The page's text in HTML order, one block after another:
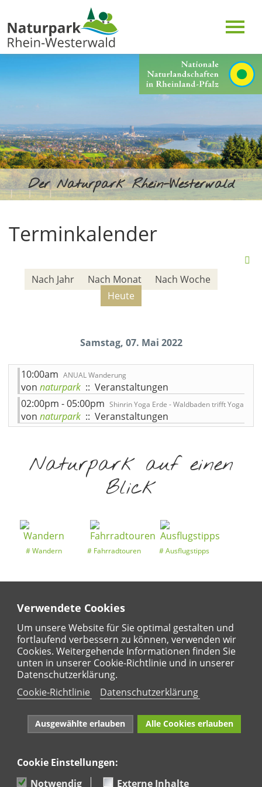
Verwendete Cookies
Um unsere Website für Sie optimal gestalten und
fortlaufend verbessern zu können, verwenden wir
Cookies. Weitergehende Informationen finden Sie
unten in unserer Cookie-Richtlinie und in unserer
Datenschutzerklärung.
Cookie-Richtlinie
Datenschutzerklärung
Ausgewählte erlauben Alle Cookies erlauben
Cookie Einstellungen:
Notwendig
Externe Inhalte
Der Naturpark Rhein-Westerwald
Terminkalender
Nach Jahr Nach Monat
Nach Woche
Heute
Samstag, 07. Mai 2022
10:00am ANUAL Wanderung
von naturpark :: Veranstaltungen
02:00pm - 05:00pm Shinrin Yoga Erde - Waldbaden trifft Yoga
von naturpark :: Veranstaltungen
Naturpark auf einen
Blick
Wandern Fahrradtouren Ausflugstipps
Entdeckertouren Ansichten
Regional
Karte
Naturpark Rhein-Westerwald e.V. · Marktstraße 88·
56564 Neuwied · Tel: 02631 95 66 036